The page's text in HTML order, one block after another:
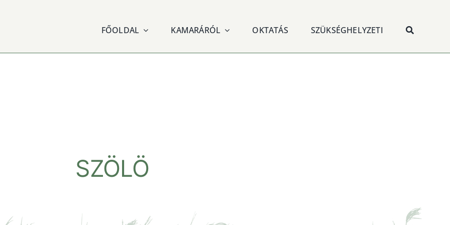
FŐOLDAL KAMARÁRÓL OKTATÁS SZÜKSÉGHELYZETI
SZÖLÖ